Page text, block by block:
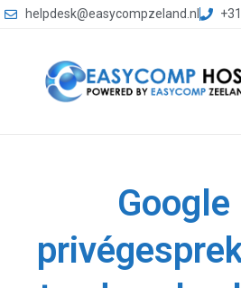
helpdesk@easycompzeland.nl